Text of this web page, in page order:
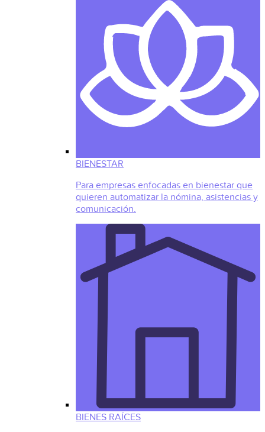
BIENESTAR
Para empresas enfocadas en bienestar que
quieren automatizar la nómina, asistencias y
comunicación.
BIENES RAÍCES